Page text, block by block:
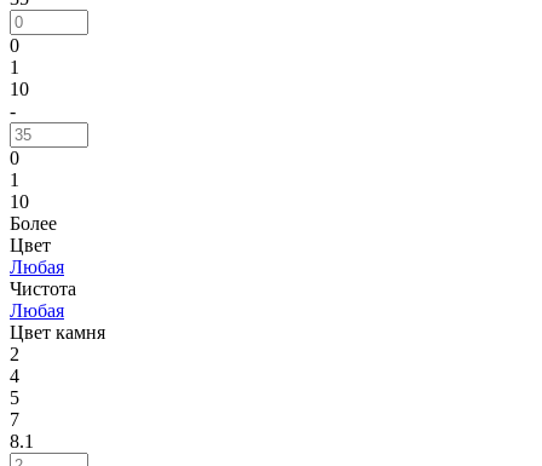
0
1
10
-
0
1
10
Более
Цвет
Любая
Чистота
Любая
Цвет камня
2
4
5
7
8.1